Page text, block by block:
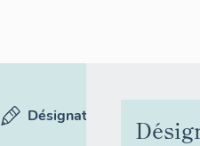
Désignation